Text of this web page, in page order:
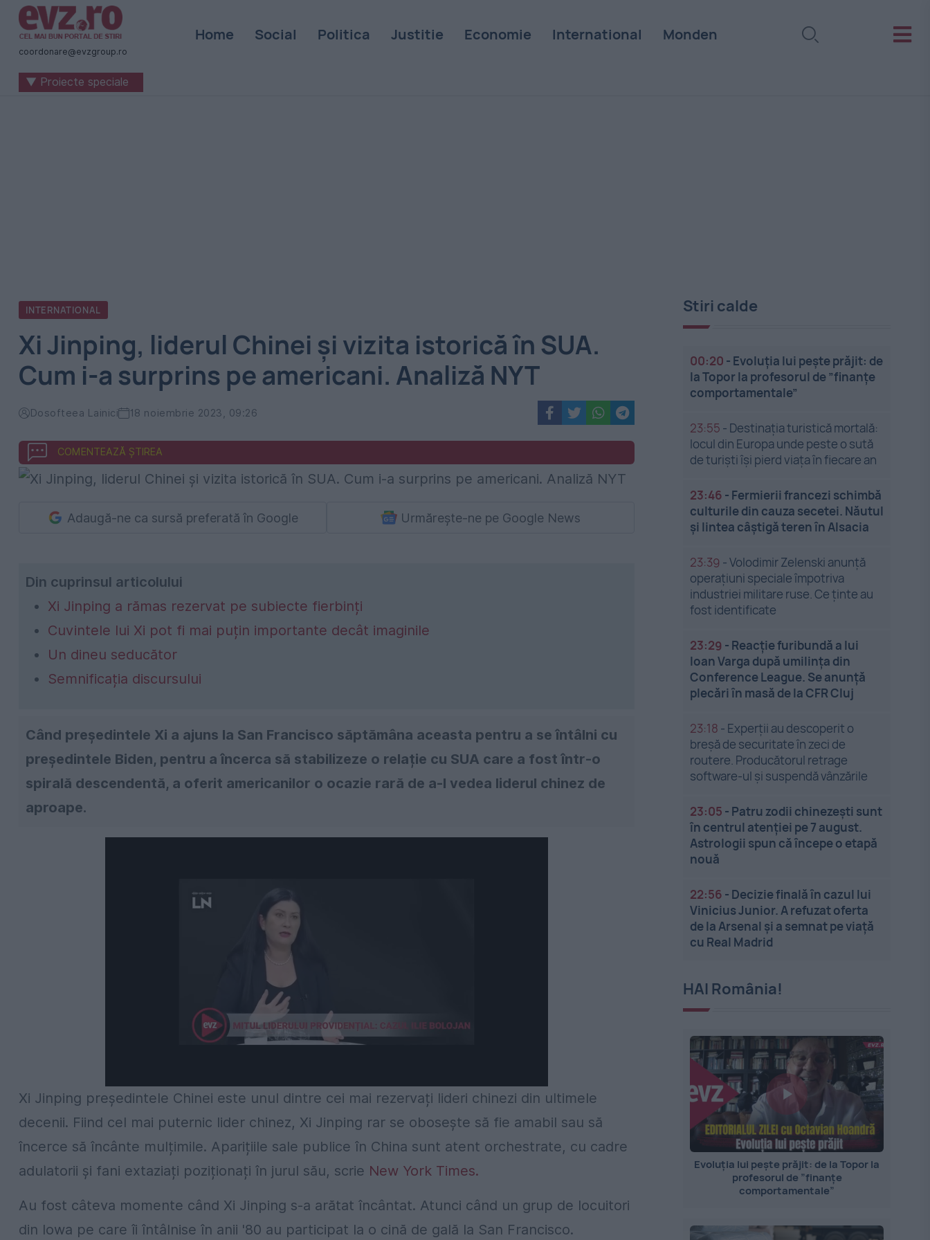
Știri
naționale
internaționale
coordonare@evzgroup.ro
Home Social Politica Justitie Economie International Monden
▼ Proiecte speciale
INTERNATIONAL
Xi Jinping, liderul Chinei și vizita istorică în SUA.
Cum i-a surprins pe americani. Analiză NYT
Dosofteea Lainici 18 noiembrie 2023, 09:26
COMENTEAZĂ ȘTIREA
Adaugă-ne ca sursă preferată în Google Urmărește-ne pe Google News
Din cuprinsul articolului
Xi Jinping a rămas rezervat pe subiecte fierbinți
Cuvintele lui Xi pot fi mai puțin importante decât imaginile
Un dineu seducător
Semnificația discursului
Când președintele Xi a ajuns la San Francisco săptămâna aceasta pentru a se întâlni cu
președintele Biden, pentru a încerca să stabilizeze o relație cu SUA care a fost într-o
spirală descendentă, a oferit americanilor o ocazie rară de a-l vedea liderul chinez de
aproape.
Xi Jinping președintele Chinei este unul dintre cei mai rezervați lideri chinezi din ultimele
decenii. Fiind cel mai puternic lider chinez, Xi Jinping rar se obosește să fie amabil sau să
încerce să încânte mulțimile. Aparițiile sale publice în China sunt atent orchestrate, cu cadre
adulatorii și fani extaziați poziționați în jurul său, scrie New York Times.
Au fost câteva momente când Xi Jinping s-a arătat încântat. Atunci când un grup de locuitori
din Iowa pe care îi întâlnise în anii '80 au participat la o cină de gală la San Francisco.
Stiri calde
00:20 - Evoluția lui pește prăjit: de
la Topor la profesorul de ”finanțe
comportamentale”
23:55 - Destinația turistică mortală:
locul din Europa unde peste o sută
de turiști își pierd viața în fiecare an
23:46 - Fermierii francezi schimbă
culturile din cauza secetei. Năutul
și lintea câștigă teren în Alsacia
23:39 -Volodimir Zelenski anunță
operațiuni speciale împotriva
industriei militare ruse. Ce ținte au
fost identificate
23:29 - Reacție furibundă a lui
Ioan Varga după umilința din
Conference League. Se anunță
plecări în masă de la CFR Cluj
23:18 - Experții au descoperit o
breșă de securitate în zeci de
routere. Producătorul retrage
software-ul și suspendă vânzările
23:05 - Patru zodii chinezești sunt
în centrul atenției pe 7 august.
Astrologii spun că începe o etapă
nouă
22:56 - Decizie finală în cazul lui
Vinicius Junior. A refuzat oferta
de la Arsenal și a semnat pe viață
cu Real Madrid
HAI România!
Evoluția lui pește prăjit: de la Topor la
profesorul de ”finanțe
comportamentale”